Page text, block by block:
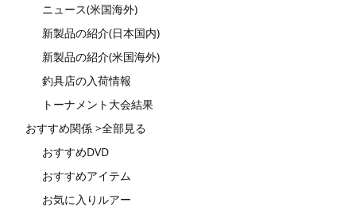
ニュース(米国海外)
新製品の紹介(日本国内)
新製品の紹介(米国海外)
釣具店の入荷情報
トーナメント大会結果
おすすめ関係 >全部見る
おすすめDVD
おすすめアイテム
お気に入りルアー